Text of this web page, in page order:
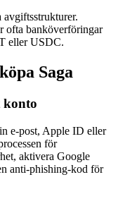
ofta banköverföringar
eller USDC.
Saga
konto
e-post, Apple ID eller
för
aktivera Google
anti-phishing-kod för